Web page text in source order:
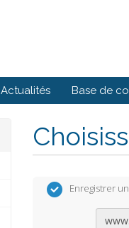
Actualités Base de
Enregistrer
www.